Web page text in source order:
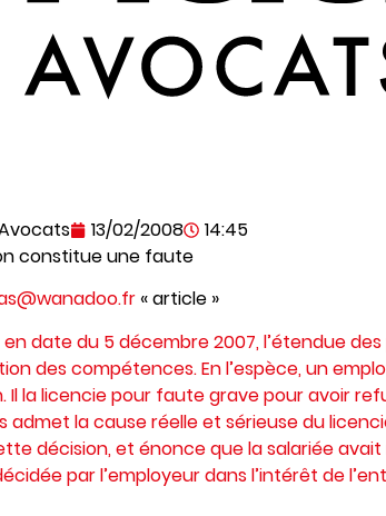
13/02/2008
14:45
constitue une faute
« article »
date du 5 décembre 2007, l’étendue
des compétences. En l’espèce, un
Il la licencie pour faute grave pour avoir
la cause réelle et sérieuse du
décision, et énonce que la salariée
par l’employeur dans l’intérêt de